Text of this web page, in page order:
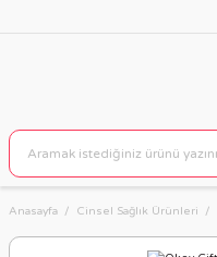
Anasayfa Cinsel Sağlık Ürünleri